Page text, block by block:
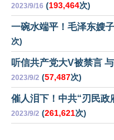
2023/9/16 (193,464次)
一碗水端平！毛泽东嫂
次)
听信共产党大V被禁言
2023/9/2 (57,487次)
催人泪下！中共“刃民政
2023/9/2 (261,621次)